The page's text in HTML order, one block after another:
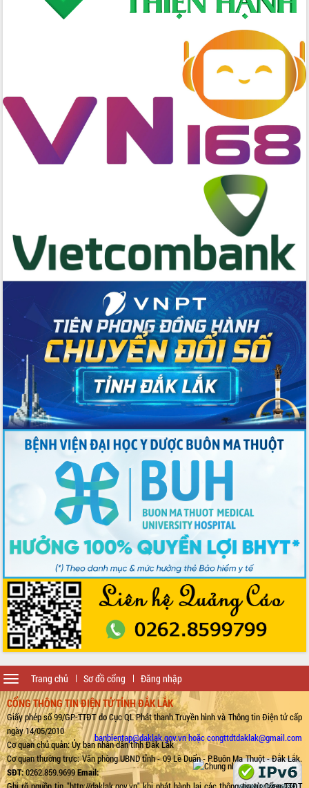
Trang chủ Sơ đồ cổng Đăng nhập
Toggle
navigation
CỔNG THÔNG TIN ĐIỆN TỬ TỈNH ĐẮK LẮK
Giấy phép số 99/GP-TTĐT do Cục QL Phát thanh Truyền hình và Thông tin Điện tử cấp
ngày 14/05/2010
Cơ quan chủ quản: Ủy ban nhân dân tỉnh Đắk Lắk
Cơ quan thường trực: Văn phòng UBND tỉnh - 09 Lê Duẩn - P.Buôn Ma Thuột - Đắk Lắk.
SĐT:0262.859.9699Email:
banbientap@daklak.gov.vn hoặc congttdtdaklak@gmail.com